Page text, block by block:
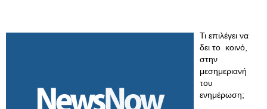
Τι επιλέγει να
δει το κοινό,
στην
μεσημεριανή
του
ενημέρωση;